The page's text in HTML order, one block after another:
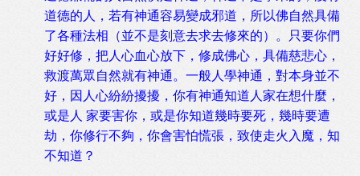
道德的人，若有神通容易變成邪道，所以佛自然具備
了各種法相（並不是刻意去求去修來的）。只要你們
好好修，把人心血心放下，修成佛心，具備慈悲心，
救渡萬眾自然就有神通。一般人學神通，對本身並不
好，因人心紛紛擾擾，你有神通知道人家在想什麼，
或是人 家要害你，或是你知道幾時要死，幾時要遭
劫，你修行不夠，你會害怕慌張，致使走火入魔，知
不知道？